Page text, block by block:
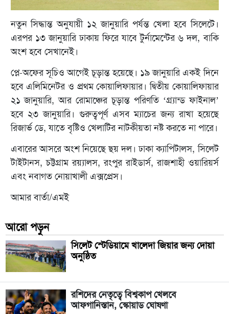
নতুন সিদ্ধান্ত অনুযায়ী ১২ জানুয়ারি পর্যন্ত খেলা হবে সিলেটে।
এরপর ১৩ জানুয়ারি ঢাকায় ফিরে যাবে টুর্নামেন্টের ৬ দল, বাকি
অংশ হবে সেখানেই।
প্লে-অফের সূচিও আগেই চূড়ান্ত হয়েছে। ১৯ জানুয়ারি একই দিনে
হবে এলিমিনেটর ও প্রথম কোয়ালিফায়ার। দ্বিতীয় কোয়ালিফায়ার
২১ জানুয়ারি, আর রোমাঞ্চের চূড়ান্ত পরিণতি ‘গ্র্যান্ড ফাইনাল’
হবে ২৩ জানুয়ারি। গুরুত্বপূর্ণ এসব ম্যাচের জন্য রাখা হয়েছে
রিজার্ভ ডে, যাতে বৃষ্টিও খেলাটির নাটকীয়তা নষ্ট করতে না পারে।
এবারের আসরে অংশ নিয়েছে ছয় দল। ঢাকা ক্যাপিটালস, সিলেট
টাইটানস, চট্টগ্রাম রয়্যালস, রংপুর রাইডার্স, রাজশাহী ওয়ারিয়র্স
এবং নবাগত নোয়াখালী এক্সপ্রেস।
আমার বার্তা/এমই
আরো পড়ুন
সিলেট স্টেডিয়ামে খালেদা জিয়ার জন্য দোয়া
অনুষ্ঠিত
রশিদের নেতৃত্বে বিশ্বকাপ খেলবে
আফগানিস্তান, স্কোয়াড ঘোষণা